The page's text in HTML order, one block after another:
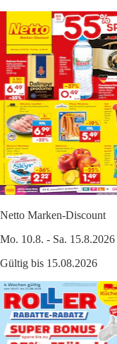
Netto Marken-Discount
Mo. 10.8. - Sa. 15.8.2026
Gültig bis 15.08.2026